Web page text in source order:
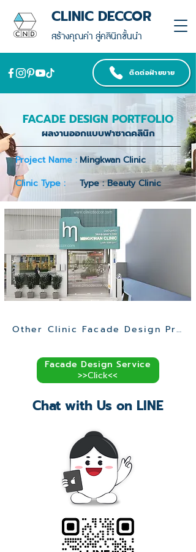
สร้างคุณค่า สู่คลินิกชั้นนำ
CLINIC DECCOR
ติดต่อฝ่ายขาย
FACADE DESIGN PORTFOLIO
ผลงานออกแบบฟาซาดคลินิก
Project Name : Mingkwan Clinic
Clinic Type :
Type : Beauty Clinic
Other Clinic Facade Design Projects >>
Facade Design Service
>>Click<<
Chat with Us on LINE